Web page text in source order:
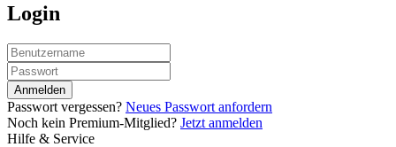
Login
Anmelden
Passwort vergessen? Neues Passwort anfordern
Noch kein Premium-Mitglied? Jetzt anmelden
Hilfe & Service